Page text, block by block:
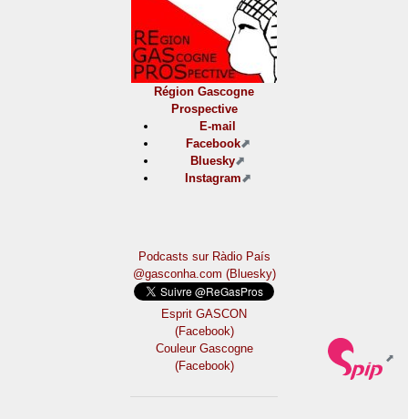
Région Gascogne
Prospective
E-mail
Facebook
Bluesky
Instagram
Podcasts sur Ràdio País
@gasconha.com (Bluesky)
Esprit GASCON
(Facebook)
Couleur Gascogne
(Facebook)